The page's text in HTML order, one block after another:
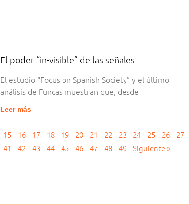
El poder “in-visible” de las señales
El estudio “Focus on Spanish Society” y el último
análisis de Funcas muestran que, desde
Leer más
15 16 17 18 19 20 21 22 23 24 25 26 27
41 42 43 44 45 46 47 48 49 Siguiente »